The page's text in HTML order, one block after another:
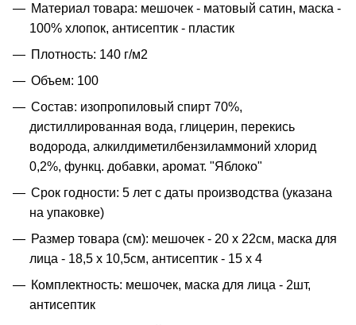
Материал товара: мешочек - матовый сатин, маска -
100% хлопок, антисептик - пластик
Плотность: 140 г/м2
Объем: 100
Состав: изопропиловый спирт 70%,
дистиллированная вода, глицерин, перекись
водорода, алкилдиметилбензиламмоний хлорид
0,2%, функц. добавки, аромат. "Яблоко"
Срок годности: 5 лет с даты производства (указана
на упаковке)
Размер товара (см): мешочек - 20 х 22см, маска для
лица - 18,5 х 10,5см, антисептик - 15 х 4
Комплектность: мешочек, маска для лица - 2шт,
антисептик